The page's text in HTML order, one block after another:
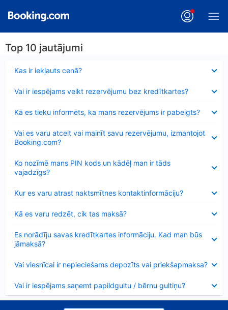
Top 10 jautājumi
Kas ir iekļauts cenā?
Vai ir iespējams veikt rezervējumu bez kredītkartes?
Kā es tieku informēts, ka mans rezervējums ir pabeigts?
Vai es varu atcelt vai mainīt savu rezervējumu, izmantojot
Booking.com?
Ko nozīmē mans PIN kods un kādēļ man ir tāds
vajadzīgs?
Kur es varu atrast naktsmītnes kontaktinformāciju?
Kā es varu redzēt, cik tas maksā?
Es norādīju savas kredītkartes informāciju. Kad man būs
jāmaksā?
Vai viesnīcai ir nepieciešams depozīts vai priekšapmaksa?
Vai ir iespējams saņemt papildgultu / bērnu gultiņu?